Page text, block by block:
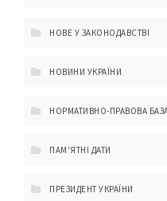
НОВЕ У ЗАКОНОДАВСТВІ
НОВИНИ УКРАЇНИ
НОРМАТИВНО-ПРАВОВА
ПАМ'ЯТНІ ДАТИ
ПРЕЗИДЕНТ УКРАЇНИ